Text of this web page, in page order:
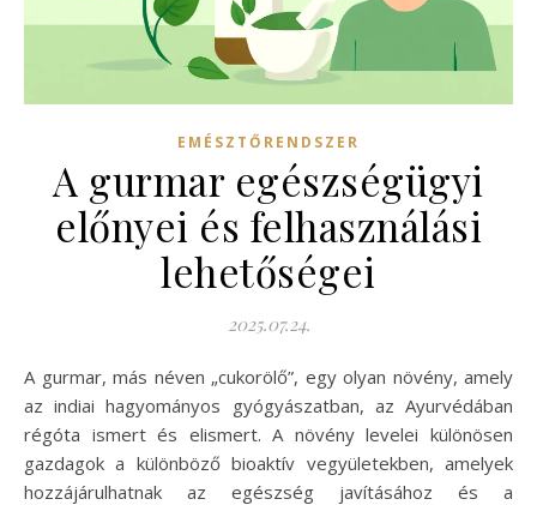
EMÉSZTŐRENDSZER
A gurmar egészségügyi
előnyei és felhasználási
lehetőségei
2025.07.24.
A gurmar, más néven „cukorölő”, egy olyan növény, amely
az indiai hagyományos gyógyászatban, az Ayurvédában
régóta ismert és elismert. A növény levelei különösen
gazdagok a különböző bioaktív vegyületekben, amelyek
hozzájárulhatnak az egészség javításához és a